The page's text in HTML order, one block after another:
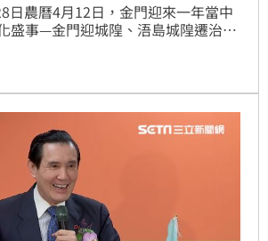
日農曆4月12日，金門迎來一年當中
盛事—金門迎城隍、浯島城隍遷治
過年」時，許多信徒也想起15年前曾
果有機會見到馬英九，最想跟他說的
康，家和萬事興。」